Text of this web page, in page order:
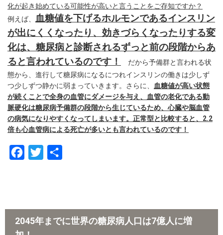
化が起き始めている可能性が高いと言うことをご存知ですか？
例えば、 血糖値を下げるホルモンであるインスリン
が出にくくなったり、効きづらくなったりする変
化は、糖尿病と診断されるずっと前の段階からあ
ると言われているのです！
だから予備群と言われる状
態から、進行して糖尿病になるにつれインスリンの働きは少しず
つ少しずつ静かに弱まっていきます。さらに、
血糖値が高い状態
が続くことで全身の血管にダメージを与え、血管の老化である動
脈硬化は糖尿病予備群の段階から生じているため、心臓や脳血管
の病気になりやすくなってしまいます。正常型と比較すると、2.2
倍も心血管病による死亡が多いとも言われているのです！
b
o
t
e
2045年までに世界の糖尿病人口は7億人に増